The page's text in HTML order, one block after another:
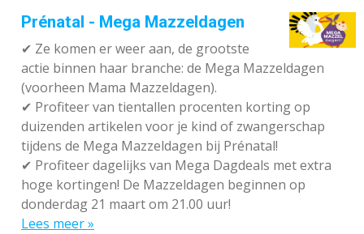
Prénatal - Mega Mazzeldagen
✔ Ze komen er weer aan, de grootste
actie binnen haar branche: de Mega Mazzeldagen
(voorheen Mama Mazzeldagen).
✔ Profiteer van tientallen procenten korting op
duizenden artikelen voor je kind of zwangerschap
tijdens de Mega Mazzeldagen bij Prénatal!
✔ Profiteer dagelijks van Mega Dagdeals met extra
hoge kortingen! De Mazzeldagen beginnen op
donderdag 21 maart om 21.00 uur!
Lees meer »